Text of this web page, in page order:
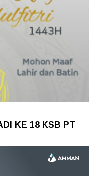
KE 18 KSB PT